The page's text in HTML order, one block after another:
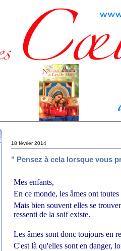
18 février 2014
" Pensez à cela lorsque vous
Mes enfants,
En ce monde, les âmes ont
Mais bien souvent elles se
ressenti de la soif existe.
Les âmes sont donc toujours en
C'est là qu'elles sont en danger,